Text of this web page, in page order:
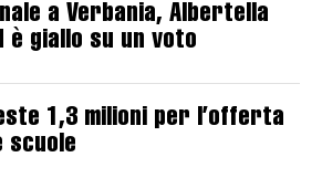
a Verbania, Albertella
è giallo su un voto
1,3 milioni per l’offerta
scuole